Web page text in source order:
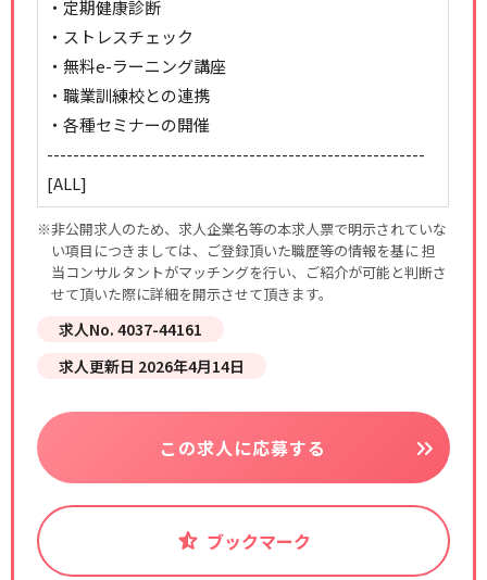
・定期健康診断
・ストレスチェック
・無料e-ラーニング講座
・職業訓練校との連携
・各種セミナーの開催
----------------------------------------------------------
[ALL]
※非公開求人のため、求人企業名等の本求人票で明示されていな
い項目につきましては、ご登録頂いた職歴等の情報を基に 担
当コンサルタントがマッチングを行い、ご紹介が可能と判断さ
せて頂いた際に詳細を開示させて頂きます。
求人No. 4037-44161
求人更新日 2026年4月14日
この求人に応募する
ブックマーク